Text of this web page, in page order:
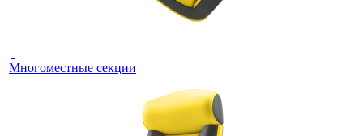
Многоместные секции